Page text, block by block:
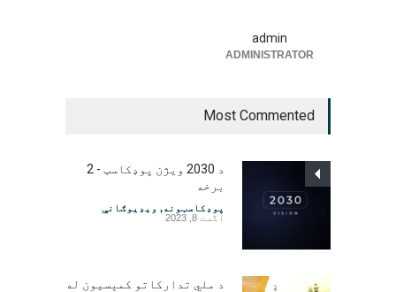
admin
ADMINISTRATOR
Most Commented
د 2030 ویژن پوډکاسټ - 2
برخه
پوډکاسټونه, ویډیوګانې
اگست 8, 2023
د ملي تدارکاتو کمېسیون له